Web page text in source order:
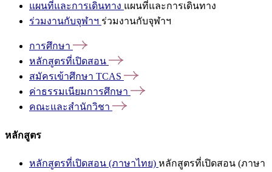
แผนที่และการเดินทาง แผนที่และการเดินทาง
ร่วมงานกับจุฬาฯ ร่วมงานกับจุฬาฯ
การศึกษา
หลักสูตรที่เปิดสอน
สมัครเข้าศึกษา TCAS
ค่าธรรมเนียมการศึกษา
คณะและสำนักวิชา
หลักสูตร
หลักสูตรที่เปิดสอน (ภาษาไทย) หลักสูตรที่เปิดสอน (ภาษา